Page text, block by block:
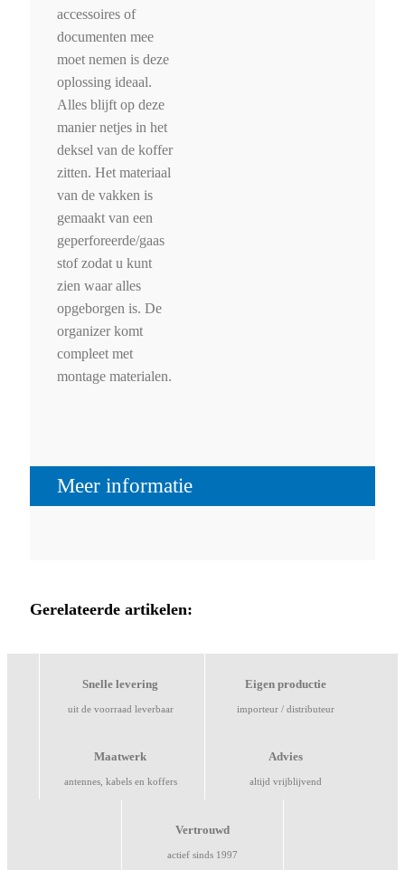
accessoires of
documenten mee
moet nemen is deze
oplossing ideaal.
Alles blijft op deze
manier netjes in het
deksel van de koffer
zitten. Het materiaal
van de vakken is
gemaakt van een
geperforeerde/gaas
stof zodat u kunt
zien waar alles
opgeborgen is. De
organizer komt
compleet met
montage materialen.
Meer informatie
Gerelateerde artikelen:
Snelle levering
uit de voorraad leverbaar
Eigen productie
importeur / distributeur
Maatwerk
antennes, kabels en koffers
Advies
altijd vrijblijvend
Vertrouwd
actief sinds 1997